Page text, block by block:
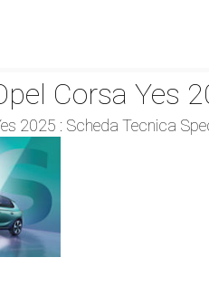
Corsa Yes
2025 : Scheda Tecnica